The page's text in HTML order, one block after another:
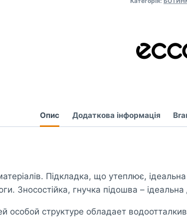
53960)
Опис Додаткова інформація
Підкладка, що утеплює,
Зносостійка, гнучка підошва –
особой структуре обладает